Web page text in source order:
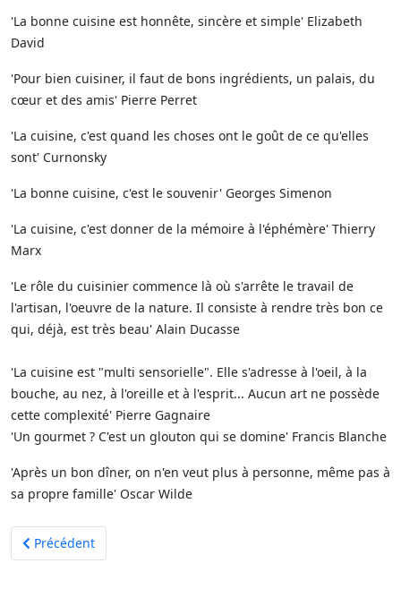
'La bonne cuisine est honnête, sincère et simple' Elizabeth
David
'Pour bien cuisiner, il faut de bons ingrédients, un palais, du
cœur et des amis' Pierre Perret
'La cuisine, c'est quand les choses ont le goût de ce qu'elles
sont' Curnonsky
'La bonne cuisine, c'est le souvenir' Georges Simenon
'La cuisine, c'est donner de la mémoire à l'éphémère' Thierry
Marx
'Le rôle du cuisinier commence là où s'arrête le travail de
l'artisan, l'oeuvre de la nature. Il consiste à rendre très bon ce
qui, déjà, est très beau' Alain Ducasse
'La cuisine est "multi sensorielle". Elle s'adresse à l'oeil, à la
bouche, au nez, à l'oreille et à l'esprit... Aucun art ne possède
cette complexité' Pierre Gagnaire
'Un gourmet ? C'est un glouton qui se domine' Francis Blanche
'Après un bon dîner, on n'en veut plus à personne, même pas à
sa propre famille' Oscar Wilde
Article précédent : Pistache et Dame Tartine
Précédent